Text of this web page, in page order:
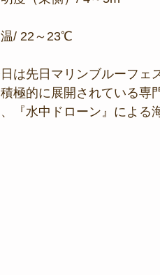
/ 22～23℃
は先日マリンブルーフェ
極的に展開されている専
『水中ドローン』による